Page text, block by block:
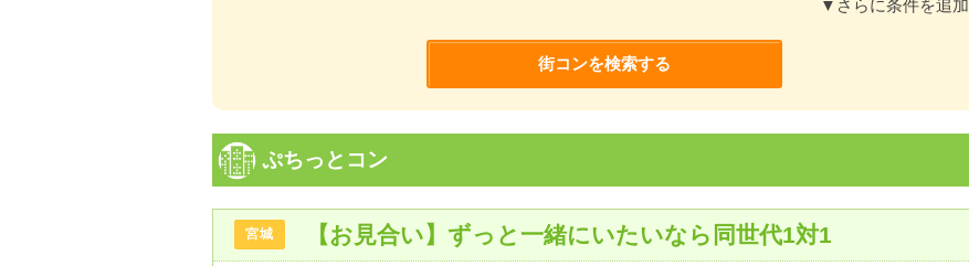
▼さらに条件を追加
ぷちっとコン
宮城 【お見合い】ずっと一緒にいたいなら同世代1対1